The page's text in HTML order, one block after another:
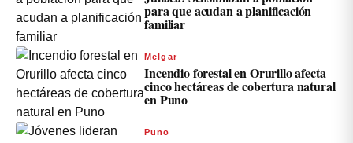
para que acudan a planificación
familiar
Melgar
Incendio forestal en Orurillo afecta
cinco hectáreas de cobertura natural
en Puno
Puno